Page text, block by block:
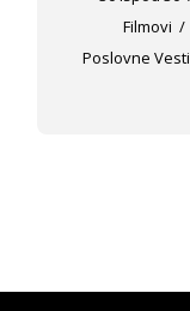
Filmovi
Poslovne Vesti